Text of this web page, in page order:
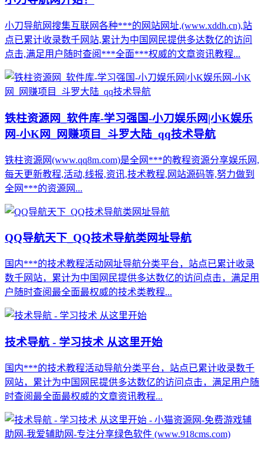
小刀导航网搜集互联网各种***的网站网址,(www.xddh.cn),站
点已累计收录数千网站,累计为中国网民提供多达数亿的访问
点击,满足用户随时查阅***全面***权威的文章资讯教程...
铁柱资源网_软件库-学习强国-小刀娱乐网|小K娱乐
网-小K网_网赚项目_斗罗大陆_qq技术导航
铁柱资源网(www.qq8m.com)是全网***的教程资源分享娱乐网,
每天更新教程,活动,线报,资讯,技术教程,网站源码等,努力做到
全网***的资源网...
QQ导航天下_QQ技术导航类网址导航
国内***的技术教程活动网址导航分类平台，站点已累计收录
数千网站，累计为中国网民提供多达数亿的访问点击，满足用
户随时查阅最全面最权威的技术类教程...
技术导航 - 学习技术 从这里开始
国内***的技术教程活动导航分类平台，站点已累计收录数千
网站，累计为中国网民提供多达数亿的访问点击，满足用户随
时查阅最全面最权威的文章资讯教程...